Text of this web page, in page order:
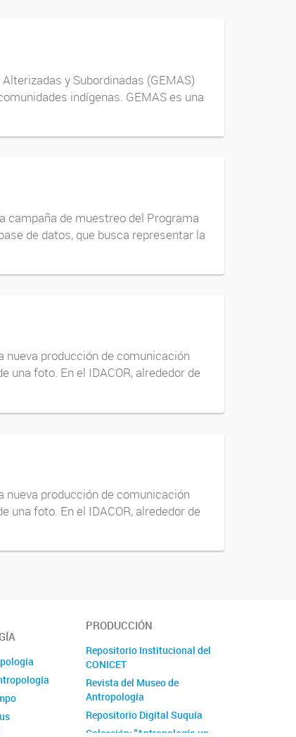
y Subordinadas (GEMAS)
indígenas. GEMAS es una
campaña de muestreo del Programa
de datos, que busca representar la
nueva producción de comunicación
una foto. En el IDACOR, alrededor de
nueva producción de comunicación
una foto. En el IDACOR, alrededor de
PRODUCCIÓN
Repositorio Institucional del
CONICET
Revista del Museo de
Antropología
Repositorio Digital Suquía
Colección: "Antropología un